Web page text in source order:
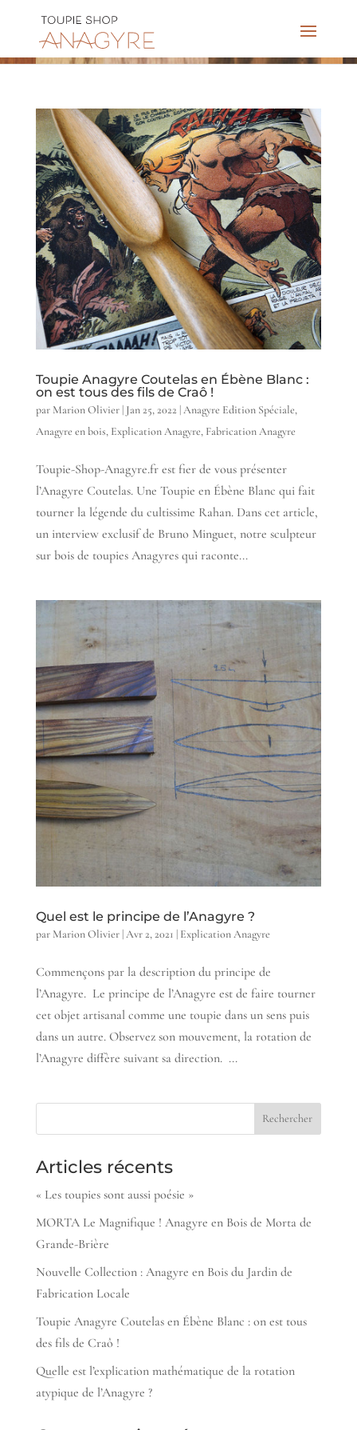
Toupie Anagyre Coutelas en Ébène Blanc :
on est tous des fils de Craô !
par Marion Olivier| Jan 25, 2022 |Anagyre Edition Spéciale,
Anagyre en bois, Explication Anagyre, Fabrication Anagyre
Toupie-Shop-Anagyre.fr est fier de vous présenter
l’Anagyre Coutelas. Une Toupie en Ébène Blanc qui fait
tourner la légende du cultissime Rahan. Dans cet article,
un interview exclusif de Bruno Minguet, notre sculpteur
sur bois de toupies Anagyres qui raconte...
Quel est le principe de l’Anagyre ?
par Marion Olivier|Avr 2, 2021 | Explication Anagyre
Commençons par la description du principe de
l’Anagyre. Le principe de l’Anagyre est de faire tourner
cet objet artisanal comme une toupie dans un sens puis
dans un autre. Observez son mouvement, la rotation de
l’Anagyre diffère suivant sa direction. ...
Articles récents
« Les toupies sont aussi poésie »
MORTA Le Magnifique ! Anagyre en Bois de Morta de
Grande-Brière
Nouvelle Collection : Anagyre en Bois du Jardin de
Fabrication Locale
Toupie Anagyre Coutelas en Ébène Blanc : on est tous
des fils de Craô !
Quelle est l’explication mathématique de la rotation
atypique de l’Anagyre ?